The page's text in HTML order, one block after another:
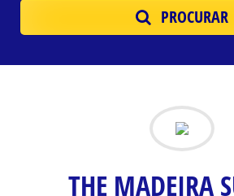
PROCURAR
THE MADEIRA